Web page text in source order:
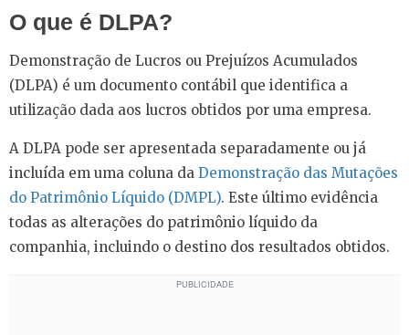
Negócios
Direito
Impostos
Carreira
Marketing
Contabilidade
Finanças Pessoais
O que é DLPA?
Demonstração de Lucros ou Prejuízos Acumulados
(DLPA) é um documento contábil que identifica a
utilização dada aos lucros obtidos por uma empresa.
A DLPA pode ser apresentada separadamente ou já
incluída em uma coluna da Demonstração das Mutações
do Patrimônio Líquido (DMPL). Este último evidência
todas as alterações do patrimônio líquido da
companhia, incluindo o destino dos resultados obtidos.